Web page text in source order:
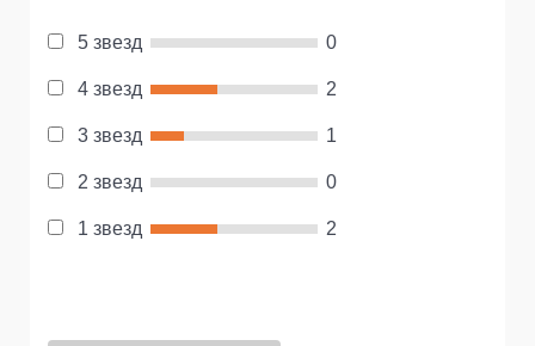
5 звезд 0
4 звезд 2
3 звезд 1
2 звезд 0
1 звезд 2